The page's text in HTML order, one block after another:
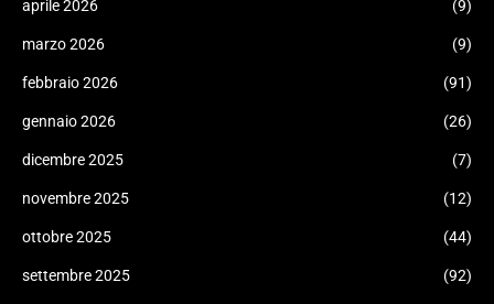
aprile 2026 (9)
marzo 2026 (9)
febbraio 2026 (91)
gennaio 2026 (26)
dicembre 2025 (7)
novembre 2025 (12)
ottobre 2025 (44)
settembre 2025 (92)